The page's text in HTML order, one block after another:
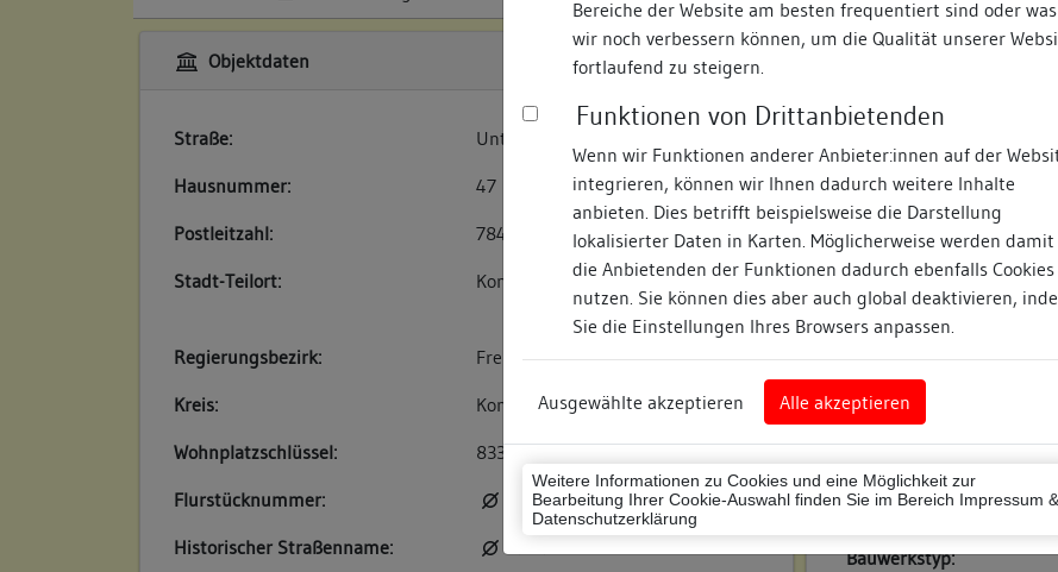
Bereiche der Website am besten frequentiert sind oder was
wir noch verbessern können, um die Qualität unserer
fortlaufend zu steigern.
Funktionen von Drittanbietenden
Wenn wir Funktionen anderer Anbieter:innen auf der
integrieren, können wir Ihnen dadurch weitere Inhalte
anbieten. Dies betrifft beispielsweise die Darstellung
lokalisierter Daten in Karten. Möglicherweise werden damit
die Anbietenden der Funktionen dadurch ebenfalls Cookies
nutzen. Sie können dies aber auch global deaktivieren,
Sie die Einstellungen Ihres Browsers anpassen.
Ausgewählte akzeptieren Alle akzeptieren
Weitere Informationen zu Cookies und eine Möglichkeit zur
Bearbeitung Ihrer Cookie-Auswahl finden Sie im Bereich Impressum &
Datenschutzerklärung
Objektdaten
Straße:
Untere Laube
Hausnummer:
47
Postleitzahl:
78462
Stadt-Teilort:
Konstanz
Regierungsbezirk:
Freiburg
Kreis:
Konstanz (Landkreis)
Wohnplatzschlüssel:
8335043012
Flurstücknummer:
keine
Historischer Straßenname:
keiner
Zugeordnete
Bauhistorische
Beschreibung
Umgebung, Lage:
Mit seiner westlichen
Osttraufe zum Oberen
Lagedetail:
Bauwerkstyp: